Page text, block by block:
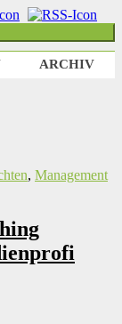
, Management
ARCHIV